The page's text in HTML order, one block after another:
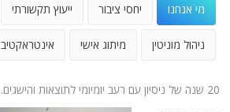
מי אנחנו יחסי ציבור ייעוץ תקשורתי
ניהול מוניטין מיתוג אישי אינטראקטיב
20 שנה של ניסיון עם רעב יומיומי לתוצאות והישגים.